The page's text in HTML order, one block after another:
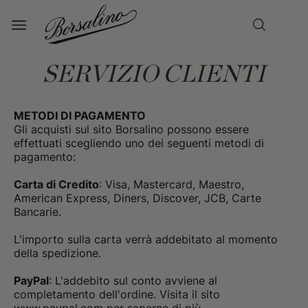
SERVIZIO CLIENTI
METODI DI PAGAMENTO
Gli acquisti sul sito Borsalino possono essere
effettuati scegliendo uno dei seguenti metodi di
pagamento:
Carta di Credito: Visa, Mastercard, Maestro,
American Express, Diners, Discover, JCB, Carte
Bancarie.
L'importo sulla carta verrà addebitato al momento
della spedizione.
PayPal: L'addebito sul conto avviene al
completamento dell'ordine. Visita il sito